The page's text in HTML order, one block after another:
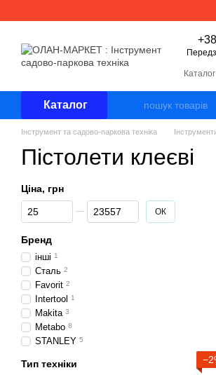
Каталог
Каталог
Інструмент та садово-паркова техніка
Пістолети клеєві
Ціна, грн
Від Ціна, грн
До Ціна, грн ОК
Бренд
інші 1
Сталь 2
Favorit 2
Intertool 1
Makita 3
Metabo 8
STANLEY 5
Тип техніки